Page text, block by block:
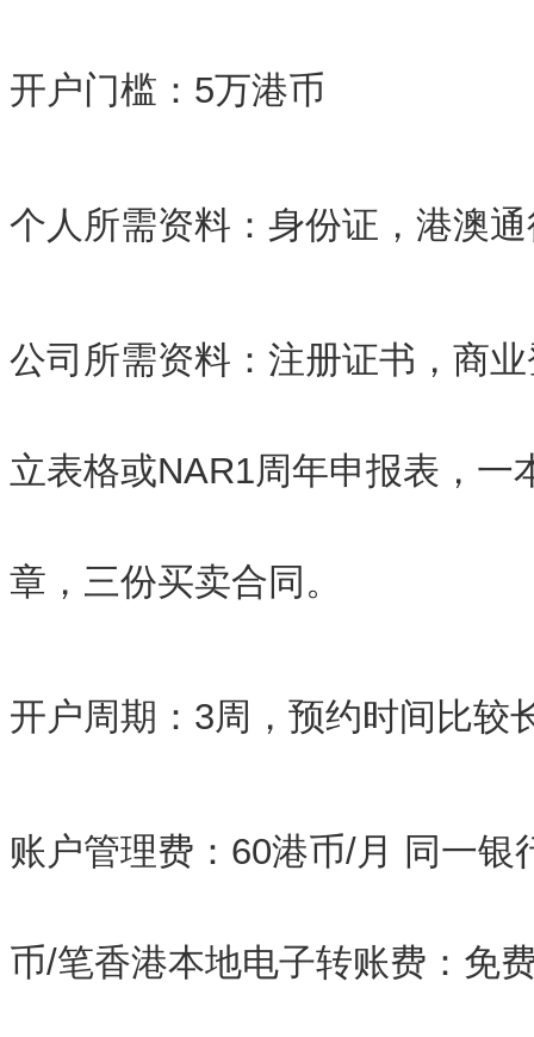
开户门槛：5万港币
个人所需资料：身份证，港澳
公司所需资料：注册证书，商
立表格或NAR1周年申报表，一
章，三份买卖合同。
开户周期：3周，预约时间比较
账户管理费：60港币/月 同一银
币/笔香港本地电子转账费：免